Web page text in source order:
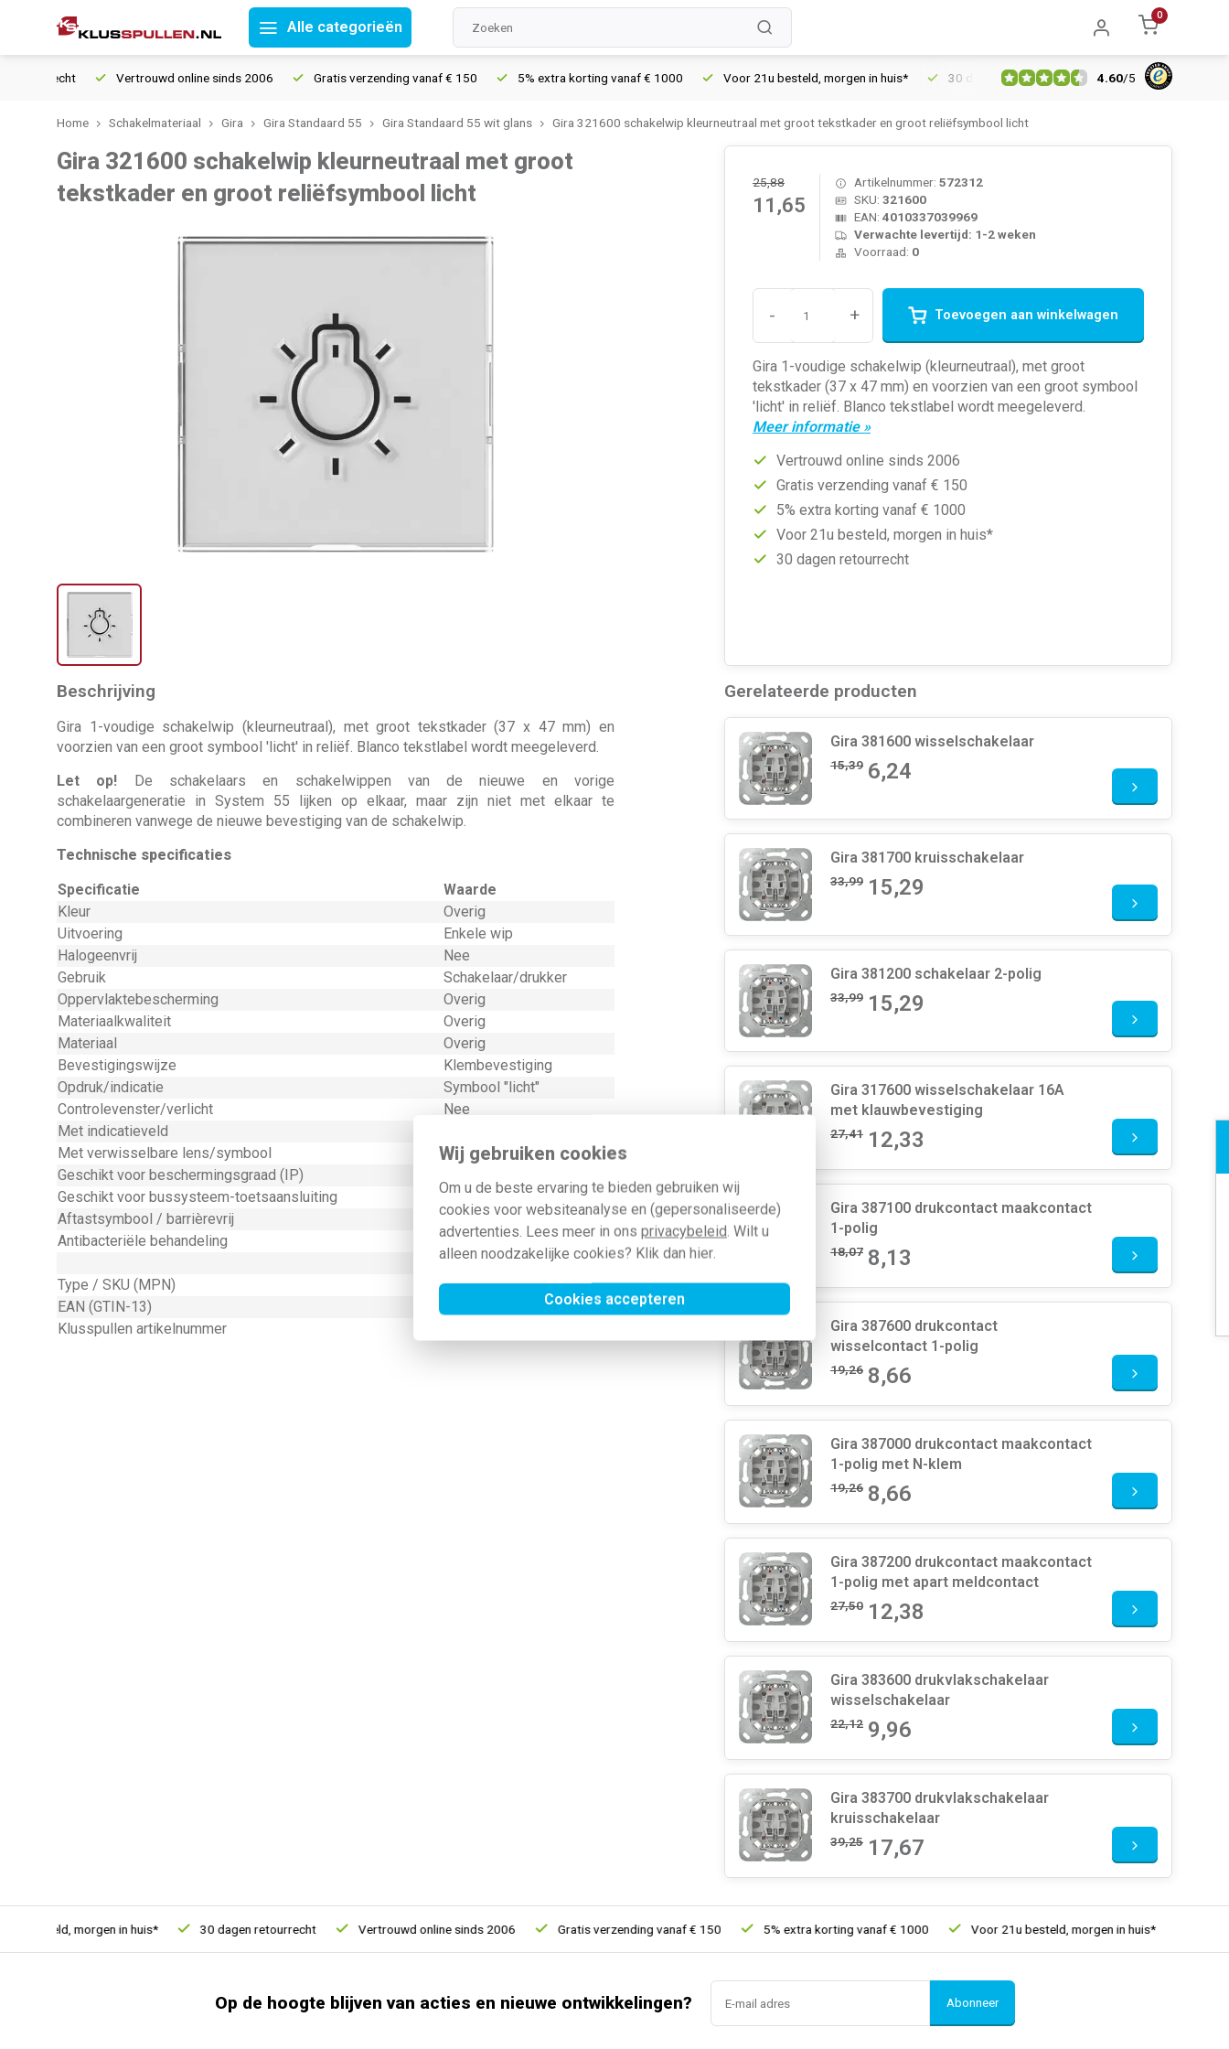
Wij gebruiken cookies
Om u de beste ervaring te bieden gebruiken wij
cookies voor websiteanalyse en (gepersonaliseerde)
advertenties. Lees meer in ons privacybeleid. Wilt u
alleen noodzakelijke cookies? Klik dan hier.
Cookies accepteren
Alle categorieën
0
Vertrouwd online sinds 2006 Gratis verzending vanaf € 150 5% extra korting vanaf € 1000 Voor 21u besteld, morgen in huis* 30 dagen retourrecht Vertrouwd online sinds 2006
4.60/5
Home Schakelmateriaal Gira Gira Standaard 55 Gira Standaard 55 wit glans Gira 321600 schakelwip kleurneutraal met groot tekstkader en groot reliëfsymbool licht
Gira 321600 schakelwip kleurneutraal met groot
tekstkader en groot reliëfsymbool licht
25,88
11,65
Artikelnummer: 572312
SKU: 321600
EAN: 4010337039969
Verwachte levertijd: 1-2 weken
Voorraad: 0
- + Toevoegen aan winkelwagen
Gira 1-voudige schakelwip (kleurneutraal), met groot
tekstkader (37 x 47 mm) en voorzien van een groot symbool
'licht' in reliëf. Blanco tekstlabel wordt meegeleverd.
Meer informatie »
Vertrouwd online sinds 2006
Gratis verzending vanaf € 150
5% extra korting vanaf € 1000
Voor 21u besteld, morgen in huis*
30 dagen retourrecht
Beschrijving
Gira 1-voudige schakelwip (kleurneutraal), met groot tekstkader (37 x 47 mm) en
voorzien van een groot symbool 'licht' in reliëf. Blanco tekstlabel wordt meegeleverd.
Let op! De schakelaars en schakelwippen van de nieuwe en vorige
schakelaargeneratie in System 55 lijken op elkaar, maar zijn niet met elkaar te
combineren vanwege de nieuwe bevestiging van de schakelwip.
Technische specificaties
Specificatie
Waarde
Kleur
Overig
Uitvoering
Enkele wip
Halogeenvrij
Nee
Gebruik
Schakelaar/drukker
Oppervlaktebescherming
Overig
Materiaalkwaliteit
Overig
Materiaal
Overig
Bevestigingswijze
Klembevestiging
Opdruk/indicatie
Symbool "licht"
Controlevenster/verlicht
Nee
Met indicatieveld
Met verwisselbare lens/symbool
Nee
Geschikt voor beschermingsgraad (IP)
Geschikt voor bussysteem-toetsaansluiting
Nee
Aftastsymbool / barrièrevrij
Ja
Antibacteriële behandeling
Nee
Type / SKU (MPN)
321600
EAN (GTIN-13)
4010337039969
Klusspullen artikelnummer
Gerelateerde producten
Gira 381600 wisselschakelaar
15,39 6,24
Gira 381700 kruisschakelaar
33,99 15,29
Gira 381200 schakelaar 2-polig
33,99 15,29
Gira 317600 wisselschakelaar 16A
met klauwbevestiging
27,41 12,33
Gira 387100 drukcontact maakcontact
1-polig
18,07 8,13
Gira 387600 drukcontact
wisselcontact 1-polig
19,26 8,66
Gira 387000 drukcontact maakcontact
1-polig met N-klem
19,26 8,66
Gira 387200 drukcontact maakcontact
1-polig met apart meldcontact
27,50 12,38
Gira 383600 drukvlakschakelaar
wisselschakelaar
22,12 9,96
Gira 383700 drukvlakschakelaar
kruisschakelaar
39,25 17,67
morgen in huis* 30 dagen retourrecht Vertrouwd online sinds 2006 Gratis verzending vanaf € 150 5% extra korting vanaf € 1000 Voor 21u besteld, morgen in huis*
Op de hoogte blijven van acties en nieuwe ontwikkelingen? Abonneer